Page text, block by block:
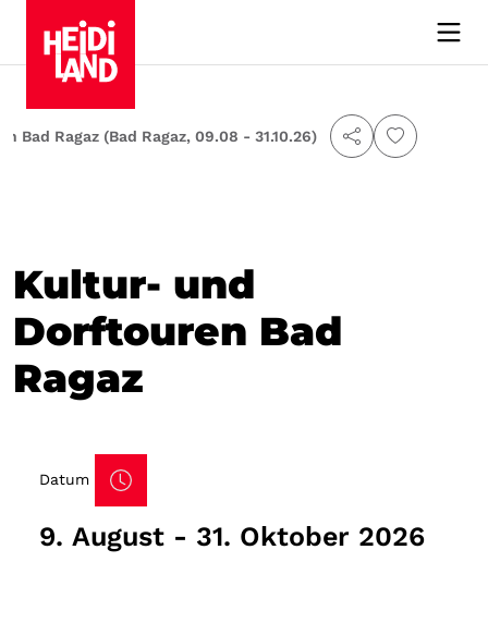
Bad Ragaz (Bad Ragaz, 09.08 - 31.10.26)
Kultur- und
Dorftouren Bad
Ragaz
Datum
9. August - 31. Oktober 2026